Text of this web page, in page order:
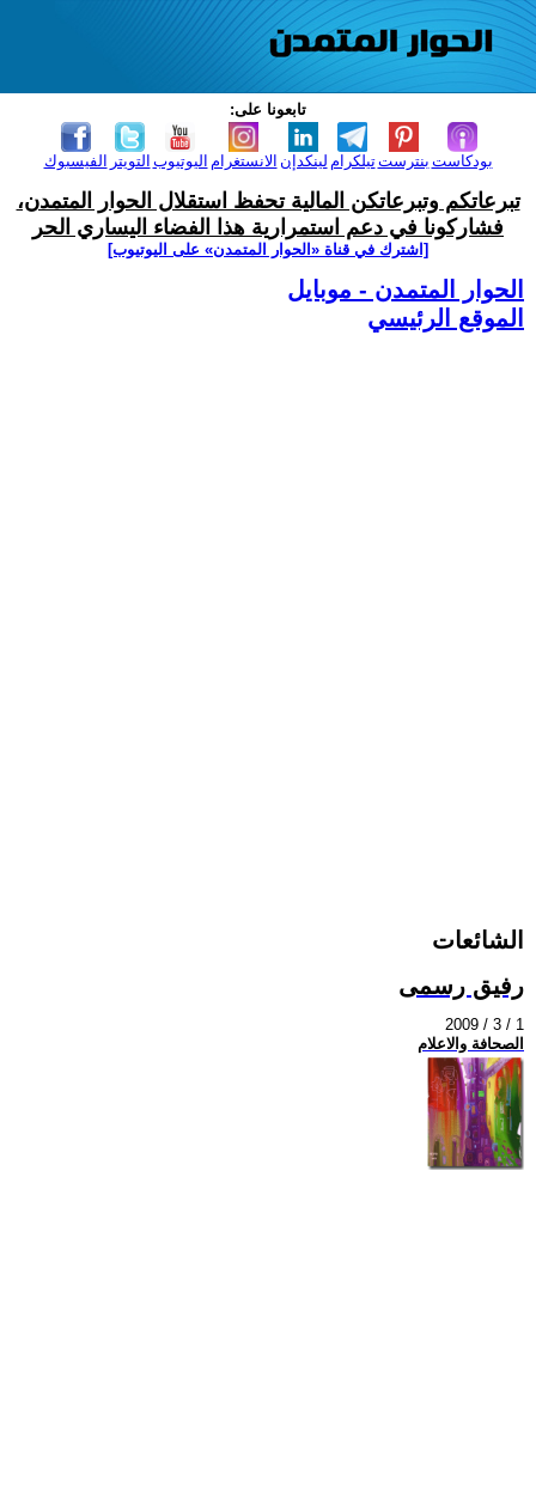
تابعونا على:
الفيسبوك التويتر اليوتيوب الانستغرام لينكدإن تيلكرامبنترست بودكاست
تبرعاتكم وتبرعاتكن المالية تحفظ استقلال الحوار المتمدن،
فشاركونا في دعم استمرارية هذا الفضاء اليساري الحر
[اشترك في قناة ‫«الحوار المتمدن» على اليوتيوب]
الحوار المتمدن - موبايل
الموقع الرئيسي
الشائعات
رفيق رسمى
2009 / 3 / 1
الصحافة والاعلام